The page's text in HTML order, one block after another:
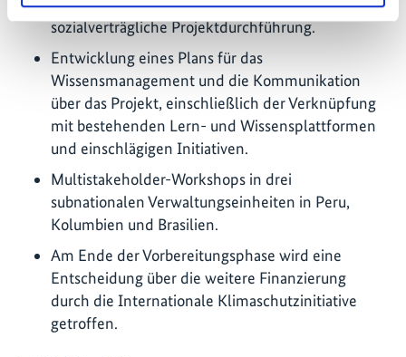
Schutzmaßnahmen für eine umwelt- und
sozialverträgliche Projektdurchführung.
Entwicklung eines Plans für das
Wissensmanagement und die Kommunikation
über das Projekt, einschließlich der Verknüpfung
mit bestehenden Lern- und Wissensplattformen
und einschlägigen Initiativen.
Multistakeholder-Workshops in drei
subnationalen Verwaltungseinheiten in Peru,
Kolumbien und Brasilien.
Am Ende der Vorbereitungsphase wird eine
Entscheidung über die weitere Finanzierung
durch die Internationale Klimaschutzinitiative
getroffen.